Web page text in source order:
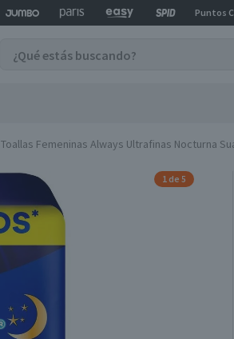
Puntos
Toallas Femeninas Always Ultrafinas Nocturna
1 de 5